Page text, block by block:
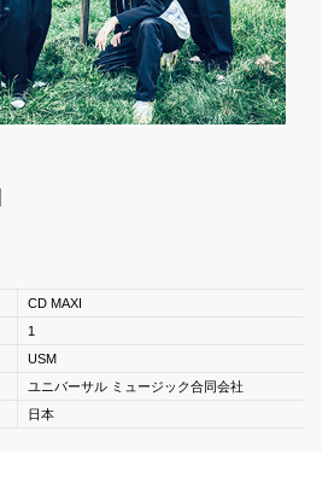
CD MAXI
1
USM
ユニバーサル ミュージック合同会社
日本